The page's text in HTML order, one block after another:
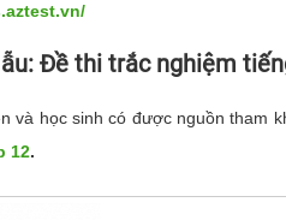
Đề thi trắc nghiệm
và học sinh có được nguồn tham
12.